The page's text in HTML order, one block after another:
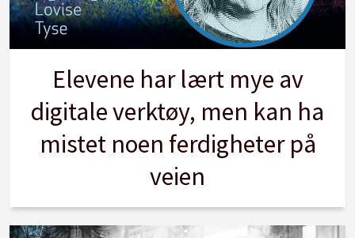
Elevene har lært mye av
digitale verktøy, men kan ha
mistet noen ferdigheter på
veien